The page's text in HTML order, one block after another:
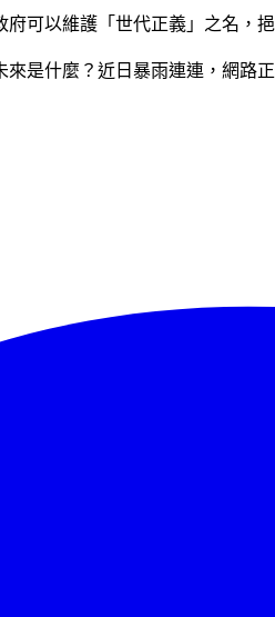
可以維護「世代正義」之名，
是什麼？近日暴雨連連，網